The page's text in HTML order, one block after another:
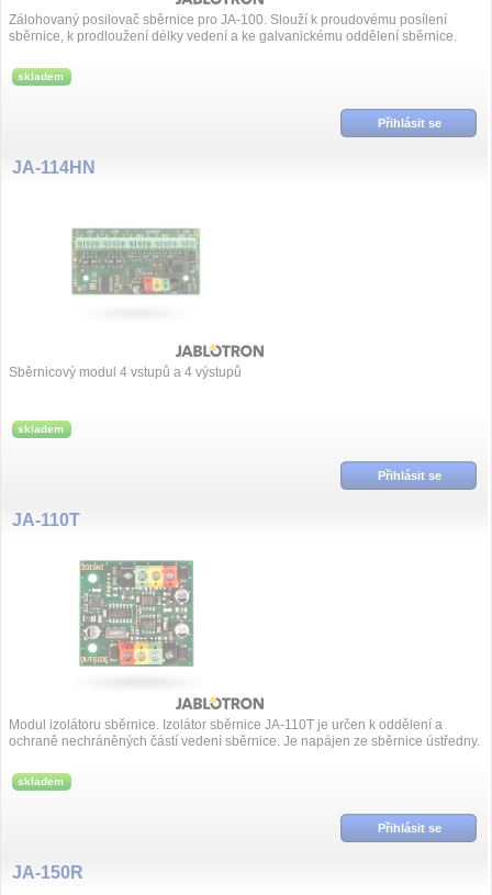
Zálohovaný posilovač sběrnice pro JA-100. Slouží k proudovému posílení
sběrnice, k prodloužení délky vedení a ke galvanickému oddělení sběrnice.
skladem
Přihlásit se
JA-114HN
Sběrnicový modul 4 vstupů a 4 výstupů
skladem
Přihlásit se
JA-110T
Modul izolátoru sběrnice. Izolátor sběrnice JA-110T je určen k oddělení a
ochraně nechráněných částí vedení sběrnice. Je napájen ze sběrnice ústředny.
skladem
Přihlásit se
JA-150R